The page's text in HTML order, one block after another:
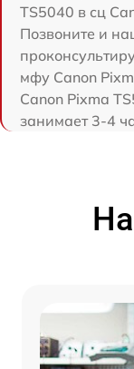
TS5040 в сц
Позвоните и
мфу Canon
Canon Pixma
занимает 3-4